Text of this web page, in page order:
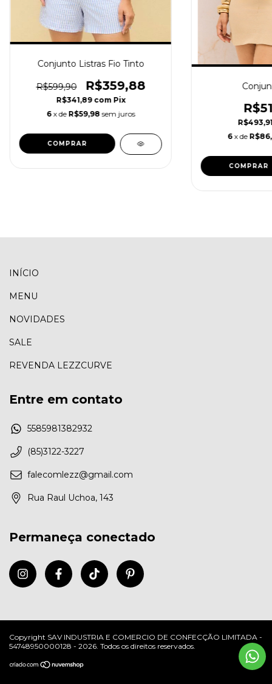
Conjunto Listras Fio Tinto
R$599,90 R$359,88
R$341,89 com Pix
6 x de R$59,98 sem juros
COMPRAR
6 x de
COMPRAR
INÍCIO
MENU
NOVIDADES
SALE
REVENDA LEZZCURVE
Entre em contato
5585981382932
(85)3122-3227
falecomlezz@gmail.com
Rua Raul Uchoa, 143
Permaneça conectado
Copyright SAV INDUSTRIA E COMERCIO DE CONFECÇÃO LIMITADA -
54748950000128 - 2026. Todos os direitos reservados.